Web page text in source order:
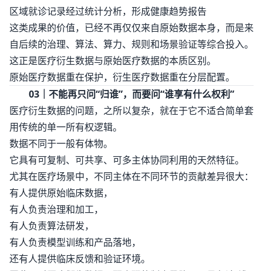
区域就诊记录经过统计分析，形成健康趋势报告
这类成果的价值，已经不再仅仅来自原始数据本身，而是来
自后续的治理、算法、算力、规则和场景验证等综合投入。
这正是医疗衍生数据与原始医疗数据的本质区别。
原始医疗数据重在保护，衍生医疗数据重在分层配置。
03｜不能再只问“归谁”，而要问“谁享有什么权利”
医疗衍生数据的问题，之所以复杂，就在于它不适合简单套
用传统的单一所有权逻辑。
数据不同于一般有体物。
它具有可复制、可共享、可多主体协同利用的天然特征。
尤其在医疗场景中，不同主体在不同环节的贡献差异很大：
有人提供原始临床数据，
有人负责治理和加工，
有人负责算法研发，
有人负责模型训练和产品落地，
还有人提供临床反馈和验证环境。